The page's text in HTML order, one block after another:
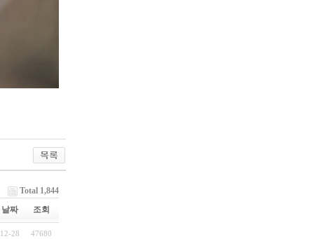
Total 1,844
날짜 조회
12-28 47680